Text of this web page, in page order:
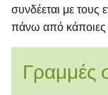
συνδέεται με τους
πάνω από κάποιες
Γραμμές